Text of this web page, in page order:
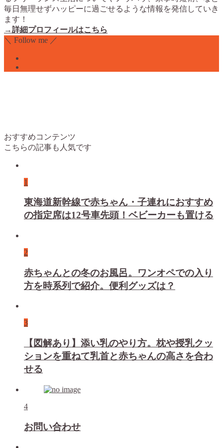
毎日無理せずハッピーに過ごせるような情報を発信していき
ます！
→詳細プロフィールはこちら
＼ Follow me ／
おすすめコンテンツ
こちらの記事も人気です
1
東海道新幹線で赤ちゃん・子連れにおすすめ
の指定席は12号車先頭！ベビーカーも置ける
2
赤ちゃんとの冬のお風呂。ワンオペでの入り
方を時系列で紹介。便利グッズは？
3
【図解あり】添い乳のやり方。枕や授乳クッ
ションを重ねて乳首と赤ちゃんの高さを合わ
せる
4
お問い合わせ